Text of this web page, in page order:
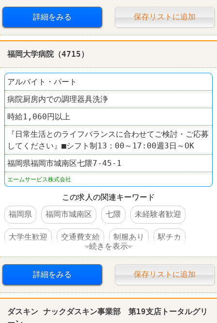
詳細をみる 保存リストに追加
福岡大学病院（4715）
アルバイト・パート
病院厨房内での調理器具洗浄
時給1,060円以上
『日常生活とのライフバランスに合わせてご検討・ご応募
してください』■シフト制13：00～17:00週3日～OK
福岡県福岡市城南区七隈7-45-1
エームサービス株式会社
この求人の関連キーワード
福岡県
福岡市城南区 七隈 未経験者歓迎
大学生歓迎 交通費支給 制服あり 駅チカ
禁煙・分煙 賞与あり
続きを表示
詳細をみる 保存リストに追加
ダスキン ナックダスキン事業部 第19支店トータルグリ